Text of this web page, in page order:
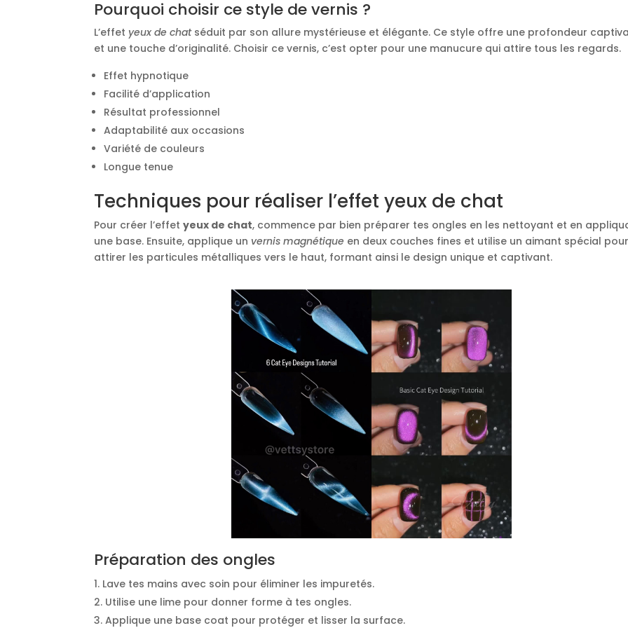
Pourquoi choisir ce style de vernis ?
L’effet yeux de chatséduit par son allure mystérieuse et élégante. Ce style offre une profondeur
et une touche d’originalité. Choisir ce vernis, c’est opter pour une manucure qui attire tous les regards.
Effet hypnotique
Facilité d’application
Résultat professionnel
Adaptabilité aux occasions
Variété de couleurs
Longue tenue
Techniques pour réaliser l’effet yeux de chat
Pour créer l’effetyeux de chat, commence par bien préparer tes ongles en les nettoyant et en
une base. Ensuite, applique un vernis magnétique en deux couches fines et utilise un aimant spécial pour
attirer les particules métalliques vers le haut, formant ainsi le design unique et captivant.
Préparation des ongles
Lave tes mains avec soin pour éliminer les impuretés.
Utilise une lime pour donner forme à tes ongles.
Applique une base coat pour protéger et lisser la surface.